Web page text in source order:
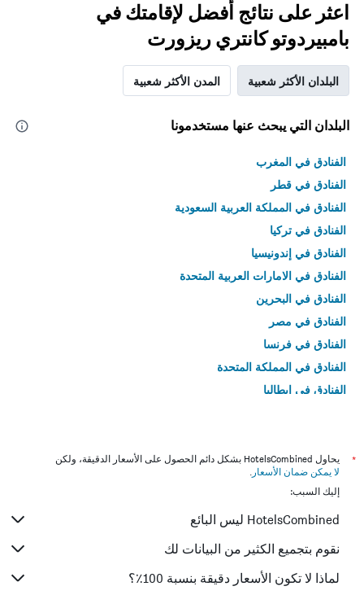
اعثر على نتائج أفضل لإقامتك في
بامبيردوتو كانتري ريزورت
البلدان الأكثر شعبية المدن الأكثر شعبية
البلدان التي يبحث عنها مستخدمونا
الفنادق في المغرب
الفنادق في قطر
الفنادق في المملكة العربية السعودية
الفنادق في تركيا
الفنادق في إندونيسيا
الفنادق في الامارات العربية المتحدة
الفنادق في البحرين
الفنادق في مصر
الفنادق في فرنسا
الفنادق في المملكة المتحدة
الفنادق في إيطاليا
*
يحاول HotelsCombined بشكل دائم الحصول على الأسعار الدقيقة، ولكن
لا يمكن ضمان الأسعار .
إليك السبب:
HotelsCombined ليس البائع
نقوم بتجميع الكثير من البيانات لك
لماذا لا تكون الأسعار دقيقة بنسبة 100٪؟